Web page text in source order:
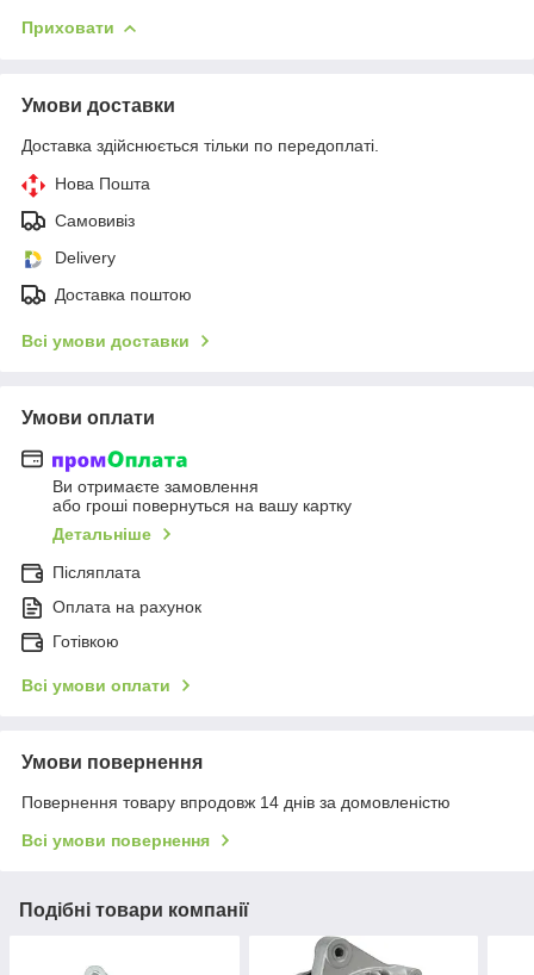
Приховати
Умови доставки
Доставка здійснюється тільки по передоплаті.
Нова Пошта
Самовивіз
Delivery
Доставка поштою
Всі умови доставки
Умови оплати
Ви отримаєте замовлення
або гроші повернуться на вашу картку
Детальніше
Післяплата
Оплата на рахунок
Готівкою
Всі умови оплати
Умови повернення
Повернення товару впродовж 14 днів за домовленістю
Всі умови повернення
Подібні товари компанії